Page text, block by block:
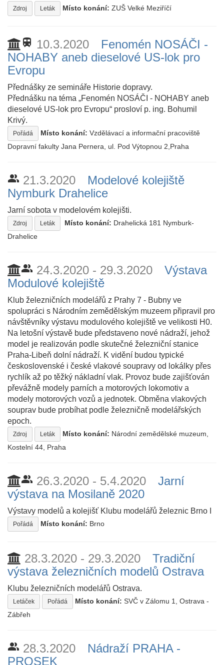
Zdroj Leták Místo konání: ZUŠ Velké Meziříčí
train 10.3.2020
Fenomén NOSÁČI -
NOHABY aneb dieselové US-lok pro
Evropu
Přednášky ze semináře Historie dopravy.
Přednášku na téma „Fenomén NOSÁČI - NOHABY aneb
dieselové US-lok pro Evropu“ prosloví p. ing. Bohumil
Krivý.
Pořádá Místo konání: Vzdělávací a informační pracoviště
Dopravní fakulty Jana Pernera, ul. Pod Výtopnou 2,Praha
people_alt 21.3.2020
Modelové kolejiště
Nymburk Drahelice
Jarní sobota v modelovém kolejišti.
Zdroj Leták Místo konání: Drahelická 181 Nymburk-
Drahelice
people_alt 24.3.2020 - 29.3.2020
Výstava
Modulové kolejiště
Klub železničních modelářů z Prahy 7 - Bubny ve
spolupráci s Národním zemědělským muzeem připravil pro
návštěvníky výstavu modulového kolejiště ve velikosti H0.
Na letošní výstavě bude představeno nové nádraží, jehož
model je realizován podle skutečné železniční stanice
Praha-Libeň dolní nádraží. K vidění budou typické
československé i české vlakové soupravy od lokálky přes
rychlík až po těžký nákladní vlak. Provoz bude zajišťován
převážně modely parních a motorových lokomotiv a
modely motorových vozů a jednotek. Obměna vlakových
souprav bude probíhat podle železničně modelářských
epoch.
Zdroj Leták Místo konání: Národní zemědělské muzeum,
Kostelní 44, Praha
people_alt 26.3.2020 - 5.4.2020
Jarní
výstava na Mosilaně 2020
Výstavy modelů a kolejišť Klubu modelářů železnic Brno I
Pořádá Místo konání: Brno
28.3.2020 - 29.3.2020
Tradiční
výstava železničních modelů Ostrava
Klubu železničních modelářů Ostrava.
Letáček Pořádá Místo konání: SVČ v Zálomu 1, Ostrava -
Zábřeh
people_alt 28.3.2020
Nádraží PRAHA -
PROSEK